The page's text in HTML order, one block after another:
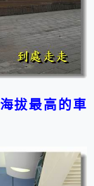
拔最高的車